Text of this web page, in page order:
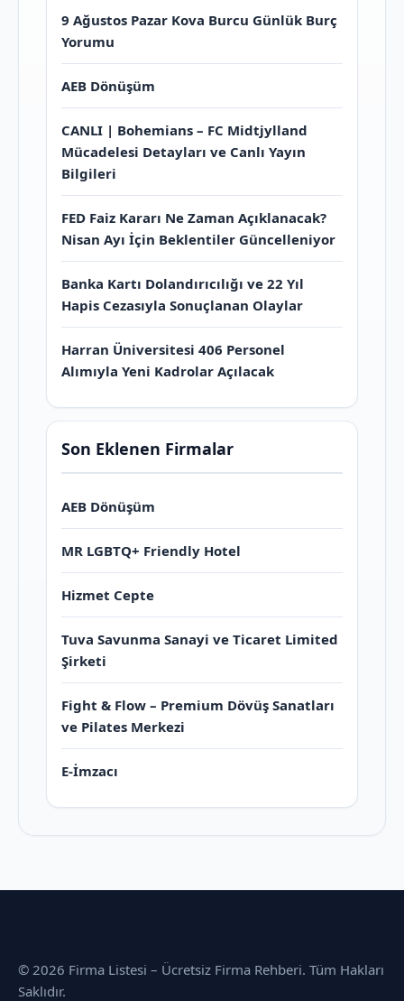
9 Ağustos Pazar Kova Burcu Günlük Burç
Yorumu
AEB Dönüşüm
CANLI | Bohemians – FC Midtjylland
Mücadelesi Detayları ve Canlı Yayın
Bilgileri
FED Faiz Kararı Ne Zaman Açıklanacak?
Nisan Ayı İçin Beklentiler Güncelleniyor
Banka Kartı Dolandırıcılığı ve 22 Yıl
Hapis Cezasıyla Sonuçlanan Olaylar
Harran Üniversitesi 406 Personel
Alımıyla Yeni Kadrolar Açılacak
Son Eklenen Firmalar
AEB Dönüşüm
MR LGBTQ+ Friendly Hotel
Hizmet Cepte
Tuva Savunma Sanayi ve Ticaret Limited
Şirketi
Fight & Flow – Premium Dövüş Sanatları
ve Pilates Merkezi
E-İmzacı
© 2026 Firma Listesi – Ücretsiz Firma Rehberi. Tüm Hakları
Saklıdır.